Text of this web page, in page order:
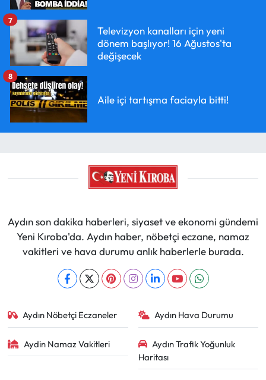
Televizyon kanalları için yeni
dönem başlıyor! 16 Ağustos'ta
değişecek
7
Aile içi tartışma faciayla bitti!
8
Aydın son dakika haberleri, siyaset ve ekonomi gündemi
Yeni Kıroba'da. Aydın haber, nöbetçi eczane, namaz
vakitleri ve hava durumu anlık haberlerle burada.
Aydın Nöbetçi Eczaneler Aydın Hava Durumu
Aydin Namaz Vakitleri
Aydın Trafik Yoğunluk
Haritası